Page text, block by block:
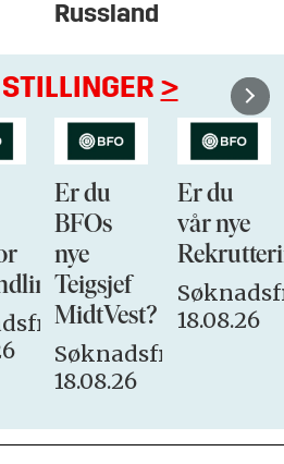
Russland
>
Er du
BFOs
nye
Teigsjef
MidtVest?
Søknadsfrist:
18.08.26
Er du
vår nye
18.08.26